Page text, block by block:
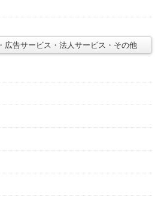
広告サービス・法人サービス・その他